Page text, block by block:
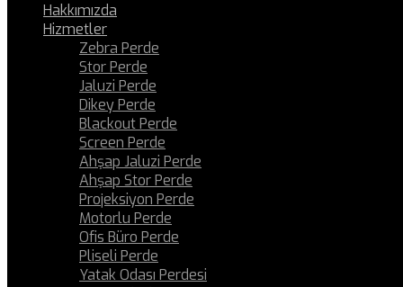
Hakkımızda
Hizmetler
Zebra Perde
Stor Perde
Jaluzi Perde
Dikey Perde
Blackout Perde
Screen Perde
Ahşap Jaluzi Perde
Ahşap Stor Perde
Projeksiyon Perde
Motorlu Perde
Ofis Büro Perde
Pliseli Perde
Yatak Odası Perdesi